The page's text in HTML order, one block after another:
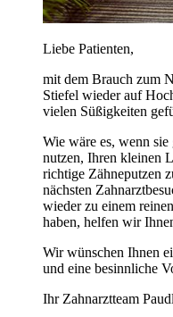
Liebe Patienten,
mit dem Brauch zum
Stiefel wieder auf
vielen Süßigkeiten
Wie wäre es, wenn
nutzen, Ihren kleinen
richtige Zähneputzen
nächsten
wieder zu einem
haben, helfen wir
Wir wünschen Ihnen
und eine besinnliche
Ihr Zahnarztteam